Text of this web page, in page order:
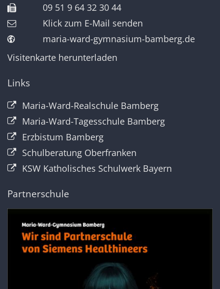
09 51 9 64 32 30 44
Klick zum E-Mail senden
maria-ward-gymnasium-bamberg.de
Visitenkarte herunterladen
Links
Maria-Ward-Realschule Bamberg
Maria-Ward-Tagesschule Bamberg
Erzbistum Bamberg
Schulberatung Oberfranken
KSW Katholisches Schulwerk Bayern
Partnerschule